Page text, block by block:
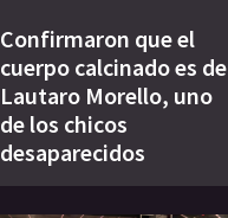
Confirmaron que el
cuerpo calcinado es de
Lautaro Morello, uno
de los chicos
desaparecidos